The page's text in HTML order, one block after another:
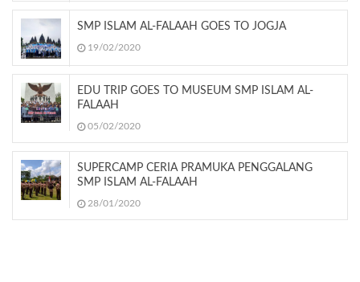
SMP ISLAM AL-FALAAH GOES TO JOGJA
19/02/2020
EDU TRIP GOES TO MUSEUM SMP ISLAM AL-
FALAAH
05/02/2020
SUPERCAMP CERIA PRAMUKA PENGGALANG
SMP ISLAM AL-FALAAH
28/01/2020